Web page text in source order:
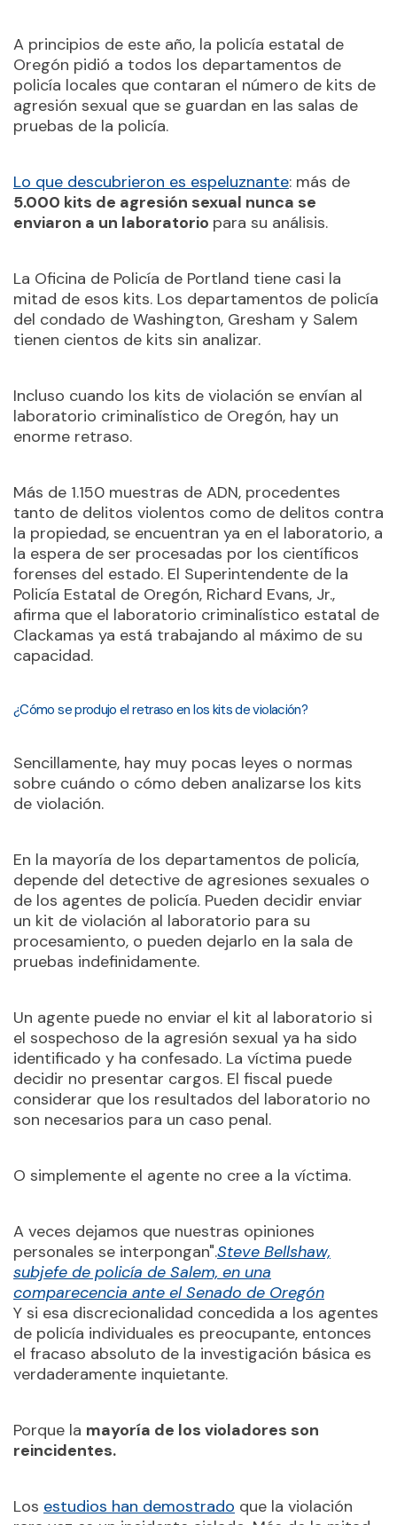
A principios de este año, la policía estatal de
Oregón pidió a todos los departamentos de
policía locales que contaran el número de kits de
agresión sexual que se guardan en las salas de
pruebas de la policía.
Lo que descubrieron es espeluznante: más de
5.000 kits de agresión sexual nunca se
enviaron a un laboratorio para su análisis.
La Oficina de Policía de Portland tiene casi la
mitad de esos kits. Los departamentos de policía
del condado de Washington, Gresham y Salem
tienen cientos de kits sin analizar.
Incluso cuando los kits de violación se envían al
laboratorio criminalístico de Oregón, hay un
enorme retraso.
Más de 1.150 muestras de ADN, procedentes
tanto de delitos violentos como de delitos contra
la propiedad, se encuentran ya en el laboratorio, a
la espera de ser procesadas por los científicos
forenses del estado. El Superintendente de la
Policía Estatal de Oregón, Richard Evans, Jr.,
afirma que el laboratorio criminalístico estatal de
Clackamas ya está trabajando al máximo de su
capacidad.
¿Cómo se produjo el retraso en los kits de violación?
Sencillamente, hay muy pocas leyes o normas
sobre cuándo o cómo deben analizarse los kits
de violación.
En la mayoría de los departamentos de policía,
depende del detective de agresiones sexuales o
de los agentes de policía. Pueden decidir enviar
un kit de violación al laboratorio para su
procesamiento, o pueden dejarlo en la sala de
pruebas indefinidamente.
Un agente puede no enviar el kit al laboratorio si
el sospechoso de la agresión sexual ya ha sido
identificado y ha confesado. La víctima puede
decidir no presentar cargos. El fiscal puede
considerar que los resultados del laboratorio no
son necesarios para un caso penal.
O simplemente el agente no cree a la víctima.
A veces dejamos que nuestras opiniones
personales se interpongan".Steve Bellshaw,
subjefe de policía de Salem, en una
comparecencia ante el Senado de Oregón
Y si esa discrecionalidad concedida a los agentes
de policía individuales es preocupante, entonces
el fracaso absoluto de la investigación básica es
verdaderamente inquietante.
Porque la mayoría de los violadores son
reincidentes.
Los estudios han demostrado que la violación